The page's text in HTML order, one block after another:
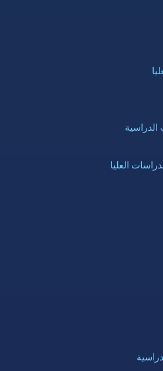
الدراسية
العليا